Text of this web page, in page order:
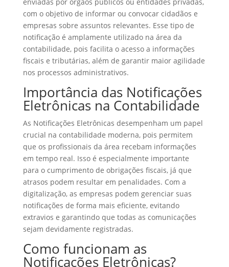
com o objetivo de informar ou convocar cidadãos e
empresas sobre assuntos relevantes. Esse tipo de
notificação é amplamente utilizado na área da
contabilidade, pois facilita o acesso a informações
fiscais e tributárias, além de garantir maior agilidade
nos processos administrativos.
Importância das Notificações
Eletrônicas na Contabilidade
As Notificações Eletrônicas desempenham um papel
crucial na contabilidade moderna, pois permitem
que os profissionais da área recebam informações
em tempo real. Isso é especialmente importante
para o cumprimento de obrigações fiscais, já que
atrasos podem resultar em penalidades. Com a
digitalização, as empresas podem gerenciar suas
notificações de forma mais eficiente, evitando
extravios e garantindo que todas as comunicações
sejam devidamente registradas.
Como funcionam as
Notificações Eletrônicas?